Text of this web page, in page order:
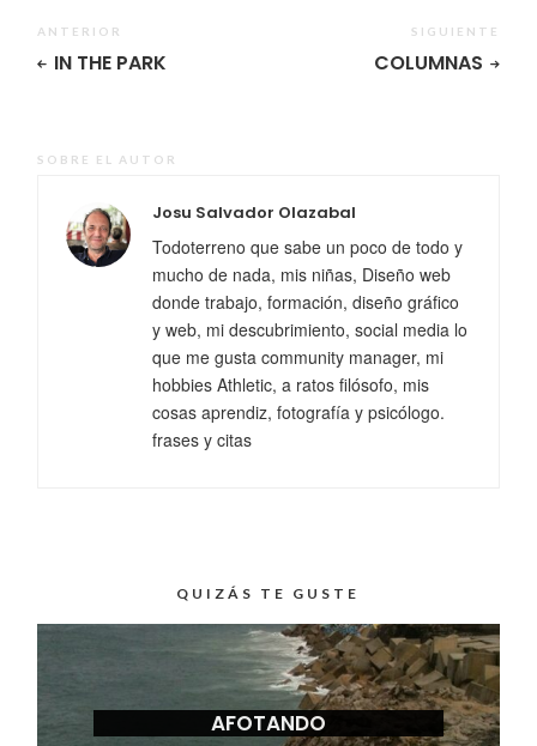
ANTERIOR
IN THE PARK
SIGUIENTE
COLUMNAS
SOBRE EL AUTOR
Josu Salvador Olazabal
Todoterreno que sabe un poco de todo y
mucho de nada, mis niñas, Diseño web
donde trabajo, formación, diseño gráfico
y web, mi descubrimiento, social media lo
que me gusta community manager, mi
hobbies Athletic, a ratos filósofo, mis
cosas aprendiz, fotografía y psicólogo.
frases y citas
QUIZÁS TE GUSTE
AFOTANDO